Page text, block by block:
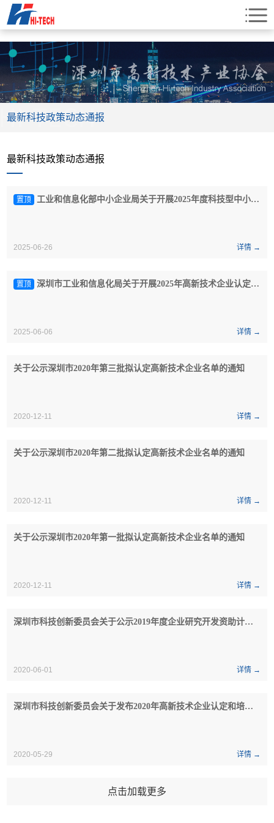
最新科技政策动态通报
最新科技政策动态通报
置顶 工业和信息化部中小企业局关于开展2025年度科技型中小企业评价工作的通知
2025-06-26 详情 →
置顶 深圳市工业和信息化局关于开展2025年高新技术企业认定工作的通知
2025-06-06 详情 →
关于公示深圳市2020年第三批拟认定高新技术企业名单的通知
2020-12-11 详情 →
关于公示深圳市2020年第二批拟认定高新技术企业名单的通知
2020-12-11 详情 →
关于公示深圳市2020年第一批拟认定高新技术企业名单的通知
2020-12-11 详情 →
深圳市科技创新委员会关于公示2019年度企业研究开发资助计划第一批拟资助企业名单的通知
2020-06-01 详情 →
深圳市科技创新委员会关于发布2020年高新技术企业认定和培育入库申请指南的通知
2020-05-29 详情 →
点击加载更多